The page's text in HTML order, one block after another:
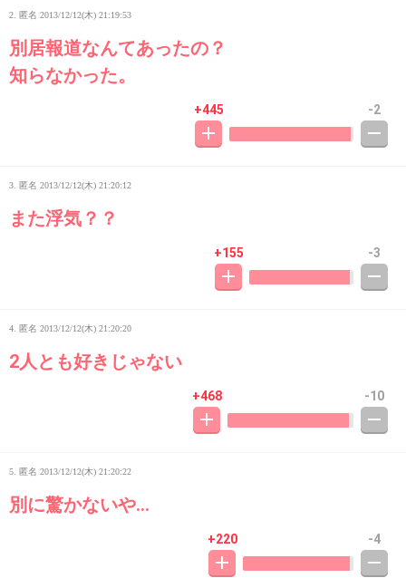
2. 匿名 2013/12/12(木) 21:19:53
別居報道なんてあったの？
知らなかった。
+445 -2
3. 匿名 2013/12/12(木) 21:20:12
また浮気？？
+155 -3
4. 匿名 2013/12/12(木) 21:20:20
2人とも好きじゃない
+468 -10
5. 匿名 2013/12/12(木) 21:20:22
別に驚かないや…
+220 -4